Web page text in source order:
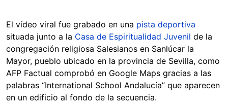
El vídeo viral fue grabado en una pista deportiva
situada junto a la Casa de Espiritualidad Juvenil de la
congregación religiosa Salesianos en Sanlúcar la
Mayor, pueblo ubicado en la provincia de Sevilla, como
AFP Factual comprobó en Google Maps gracias a las
palabras “International School Andalucía” que aparecen
en un edificio al fondo de la secuencia.